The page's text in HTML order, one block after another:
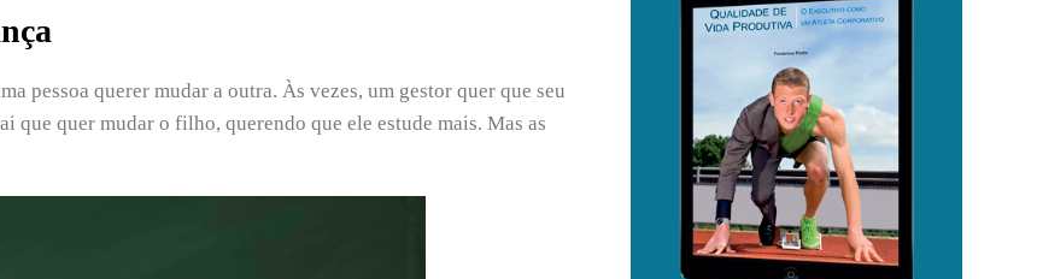
pessoa querer mudar a outra. Às vezes, um gestor quer que seu
que quer mudar o filho, querendo que ele estude mais. Mas as